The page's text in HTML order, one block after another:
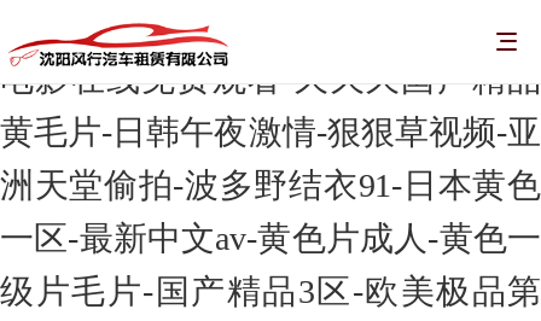
毛片无码一区二区三区a片视频-黄色
电影在线免费观看-久久久国产精品
黄毛片-日韩午夜激情-狠狠草视频-亚
洲天堂偷拍-波多野结衣91-日本黄色
一区-最新中文av-黄色片成人-黄色一
级片毛片-国产精品3区-欧美极品第